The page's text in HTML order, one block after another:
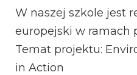
W naszej szkole jest
europejski w ramach
Temat projektu:
in Action